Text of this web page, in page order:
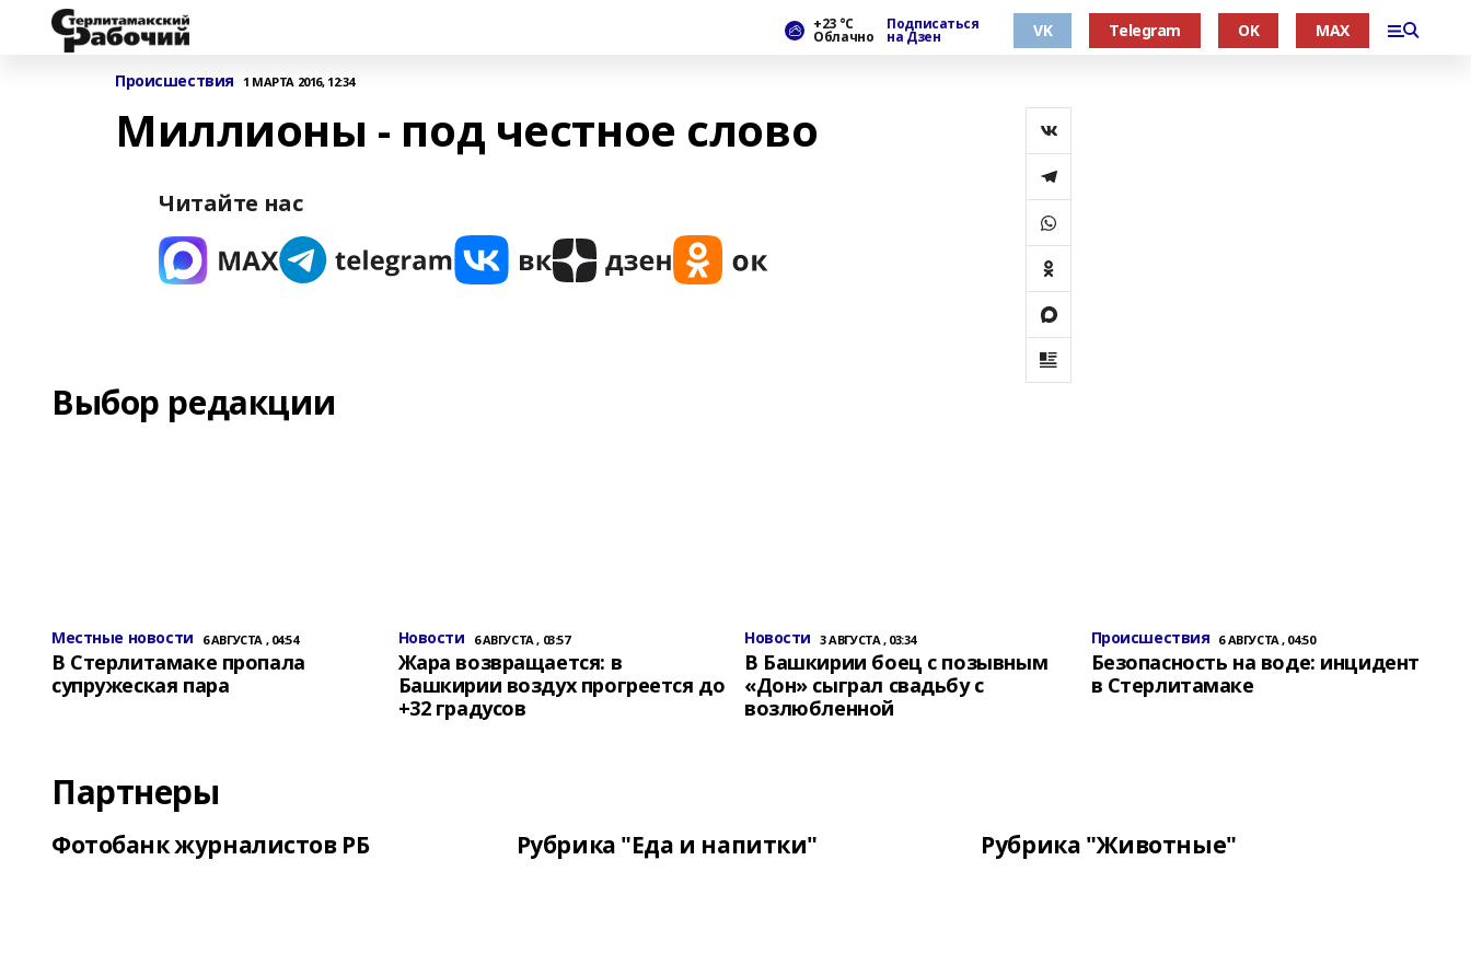
+23 °С
Облачно
Подписаться
на Дзен VK Telegram OK MAX
Происшествия 1 МАРТА 2016, 12:34
Миллионы - под честное слово
Читайте нас
Выбор редакции
Местные новости 6 АВГУСТА , 04:54
В Стерлитамаке пропала
супружеская пара
Новости 6 АВГУСТА , 03:57
Жара возвращается: в
Башкирии воздух прогреется до
+32 градусов
Новости 3 АВГУСТА , 03:34
В Башкирии боец с позывным
«Дон» сыграл свадьбу с
возлюбленной
Происшествия 6 АВГУСТА , 04:50
Безопасность на воде: инцидент
в Стерлитамаке
Партнеры
Фотобанк журналистов РБ Рубрика "Еда и напитки" Рубрика "Животные"